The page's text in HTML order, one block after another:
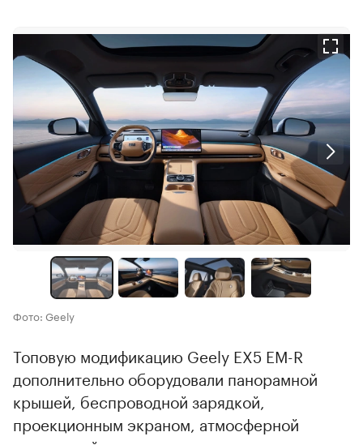
Фото: Geely
Топовую модификацию Geely EX5 EM-R
дополнительно оборудовали панорамной
крышей, беспроводной зарядкой,
проекционным экраном, атмосферной